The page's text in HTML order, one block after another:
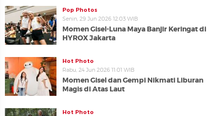
Pop Photos
Senin, 29 Jun 2026 12:03 WIB
Momen Gisel-Luna Maya Banjir Keringat di
HYROX Jakarta
Hot Photo
Rabu, 24 Jun 2026 11:01 WIB
Momen Gisel dan Gempi Nikmati Liburan
Magis di Atas Laut
Hot Photo